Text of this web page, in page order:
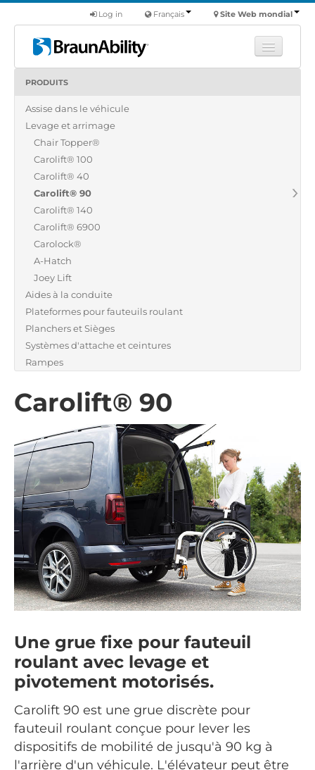
Site Web mondial
Français
Log in
Produits
Véhicules utilitaires
Nous
Trouver un revendeur
PRODUITS
Assise dans le véhicule
Levage et arrimage
Chair Topper®
Carolift® 100
Carolift® 40
Carolift® 90
Carolift® 140
Carolift® 6900
Carolock®
A-Hatch
Joey Lift
Aides à la conduite
Plateformes pour fauteuils roulant
Planchers et Sièges
Systèmes d'attache et ceintures
Rampes
Carolift® 90
Une grue fixe pour fauteuil
roulant avec levage et
pivotement motorisés.
Carolift 90 est une grue discrète pour
fauteuil roulant conçue pour lever les
dispositifs de mobilité de jusqu'à 90 kg à
l'arrière d'un véhicule. L'élévateur peut être